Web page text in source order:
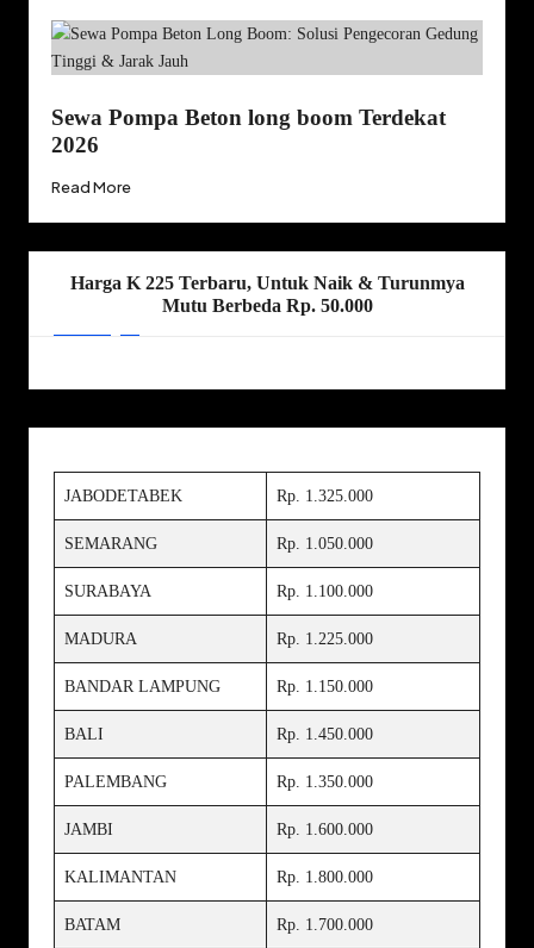
Sewa Pompa Beton long boom Terdekat
2026
Read More
Harga K 225 Terbaru, Untuk Naik & Turunmya
Mutu Berbeda Rp. 50.000
JABODETABEK Rp. 1.325.000
SEMARANG Rp. 1.050.000
SURABAYA Rp. 1.100.000
MADURA Rp. 1.225.000
BANDAR LAMPUNG Rp. 1.150.000
BALI Rp. 1.450.000
PALEMBANG Rp. 1.350.000
JAMBI Rp. 1.600.000
KALIMANTAN Rp. 1.800.000
BATAM Rp. 1.700.000